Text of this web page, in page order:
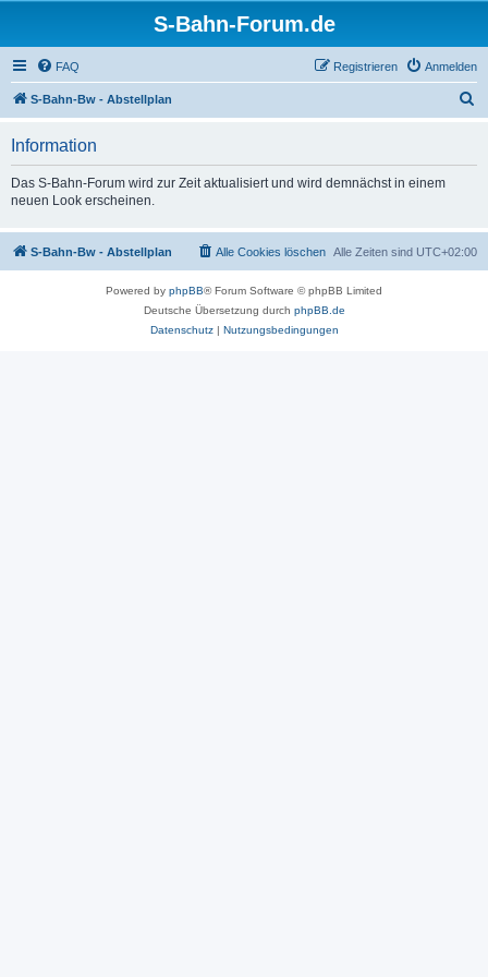
S-Bahn-Forum.de
FAQ Anmelden
Registrieren
S-Bahn-Bw - Abstellplan
Information
Das S-Bahn-Forum wird zur Zeit aktualisiert und wird demnächst in einem
neuen Look erscheinen.
S-Bahn-Bw - Abstellplan Alle Zeiten sind UTC+02:00
Alle Cookies löschen
Powered by phpBB® Forum Software © phpBB Limited
Deutsche Übersetzung durch phpBB.de
Datenschutz| Nutzungsbedingungen